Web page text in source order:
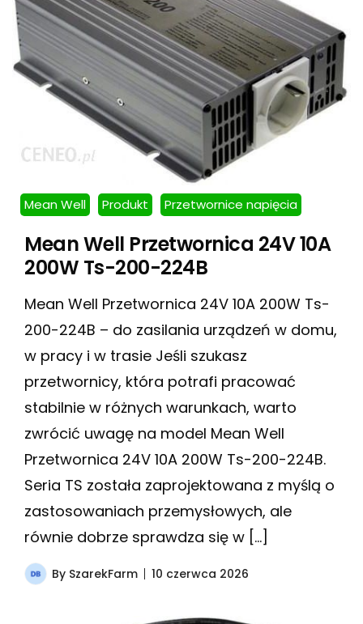
Mean Well Produkt Przetwornice napięcia
Mean Well Przetwornica 24V 10A
200W Ts-200-224B
Mean Well Przetwornica 24V 10A 200W Ts-
200-224B – do zasilania urządzeń w domu,
w pracy i w trasie Jeśli szukasz
przetwornicy, która potrafi pracować
stabilnie w różnych warunkach, warto
zwrócić uwagę na model Mean Well
Przetwornica 24V 10A 200W Ts-200-224B.
Seria TS została zaprojektowana z myślą o
zastosowaniach przemysłowych, ale
równie dobrze sprawdza się w […]
By SzarekFarm 10 czerwca 2026